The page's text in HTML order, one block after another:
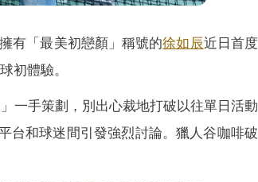
有「最美初戀顏」稱號的徐如辰近日首度
初體驗。
一手策劃，別出心裁地打破以往單日活動
台和球迷間引發強烈討論。獵人谷咖啡破